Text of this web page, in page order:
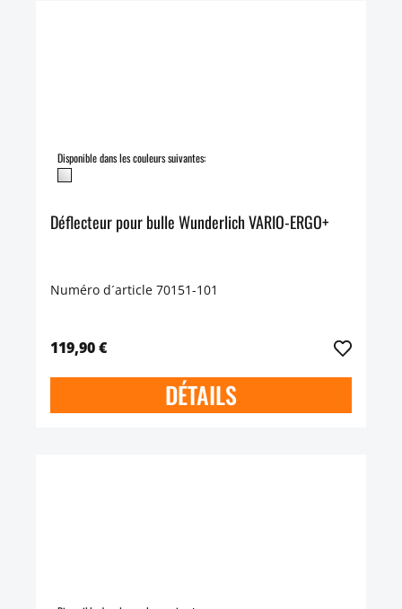
Disponible dans les couleurs suivantes:
Déflecteur pour bulle Wunderlich VARIO-ERGO+
Numéro d´article 70151-101
119,90 €
DÉTAILS